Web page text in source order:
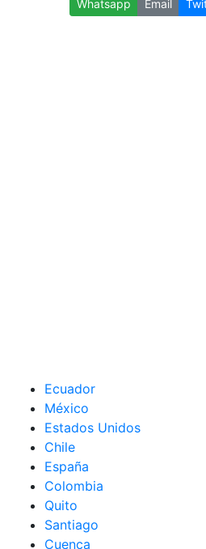
Whatsapp Email
Ecuador
México
Estados Unidos
Chile
España
Colombia
Quito
Santiago
Cuenca